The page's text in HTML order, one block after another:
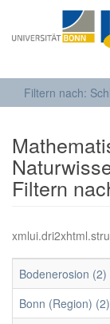
Filtern nach:
Filtern
Bodenerosion (2)
Bonn (Region) (2)